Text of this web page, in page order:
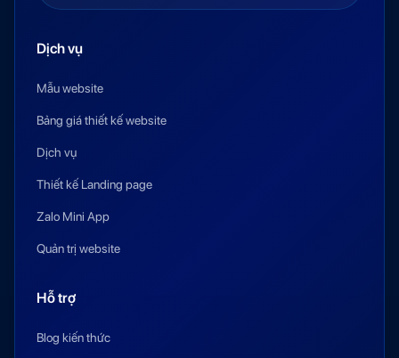
Dịch vụ
Mẫu website
Bảng giá thiết kế website
Dịch vụ
Thiết kế Landing page
Zalo Mini App
Quản trị website
Hỗ trợ
Blog kiến thức